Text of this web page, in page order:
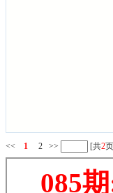
<< 1 2 >> [共2